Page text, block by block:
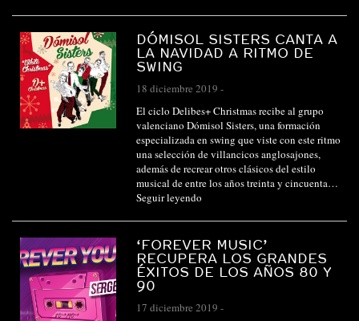
DÓMISOL SISTERS CANTA A
LA NAVIDAD A RITMO DE
SWING
18 diciembre 2019 -
El ciclo Delibes+ Christmas recibe al grupo
valenciano Dómisol Sisters, una formación
especializada en swing que viste con este ritmo
una selección de villancicos anglosajones,
además de recrear otros clásicos del estilo
musical de entre los años treinta y cincuenta…
Seguir leyendo
‘FOREVER MUSIC’
RECUPERA LOS GRANDES
ÉXITOS DE LOS AÑOS 80 Y
90
17 diciembre 2019 -